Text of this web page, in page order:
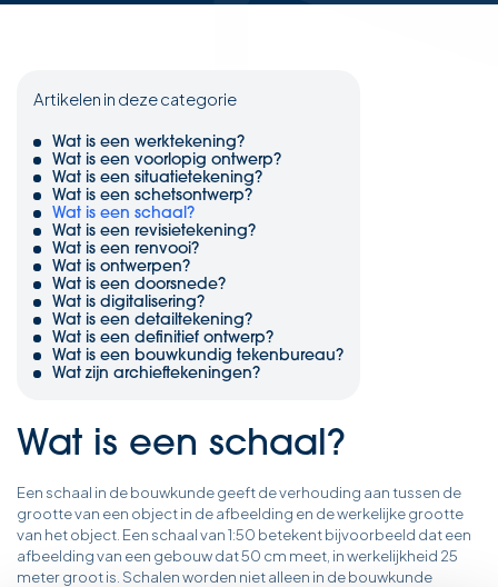
Artikelen in deze categorie
Wat is een werktekening?
Wat is een voorlopig ontwerp?
Wat is een situatietekening?
Wat is een schetsontwerp?
Wat is een schaal?
Wat is een revisietekening?
Wat is een renvooi?
Wat is ontwerpen?
Wat is een doorsnede?
Wat is digitalisering?
Wat is een detailtekening?
Wat is een definitief ontwerp?
Wat is een bouwkundig tekenbureau?
Wat zijn archieftekeningen?
Wat is een schaal?
Een schaal in de bouwkunde geeft de verhouding aan tussen de
grootte van een object in de afbeelding en de werkelijke grootte
van het object. Een schaal van 1:50 betekent bijvoorbeeld dat een
afbeelding van een gebouw dat 50 cm meet, in werkelijkheid 25
meter groot is. Schalen worden niet alleen in de bouwkunde